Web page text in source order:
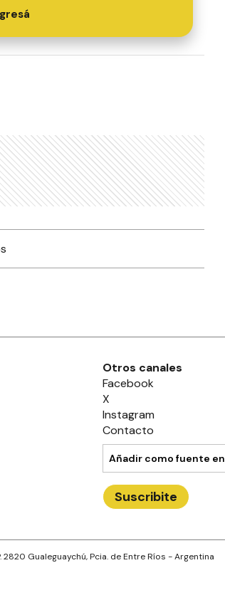
Otros canales
Facebook
X
Instagram
Contacto
Añadir como fuente en
Suscribite
2820 Gualeguaychú, Pcia. de Entre Ríos - Argentina